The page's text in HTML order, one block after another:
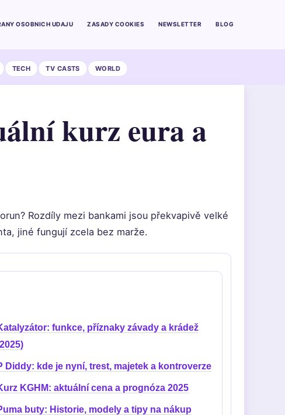
OSOBNICH UDAJU ZASADY COOKIES NEWSLETTER BLOG
TECH TV CASTS WORLD
kurz eura a
Rozdíly mezi bankami jsou překvapivě velké
jiné fungují zcela bez marže.
funkce, příznaky závady a krádež
Diddy: kde je nyní, trest, majetek a kontroverze
KGHM: aktuální cena a prognóza 2025
buty: Historie, modely a tipy na nákup